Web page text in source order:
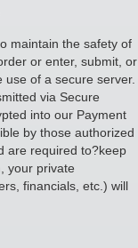
maintain the safety of
or enter, submit, or
use of a secure server.
via Secure
into our Payment
by those authorized
are required to?keep
your private
financials, etc.) will